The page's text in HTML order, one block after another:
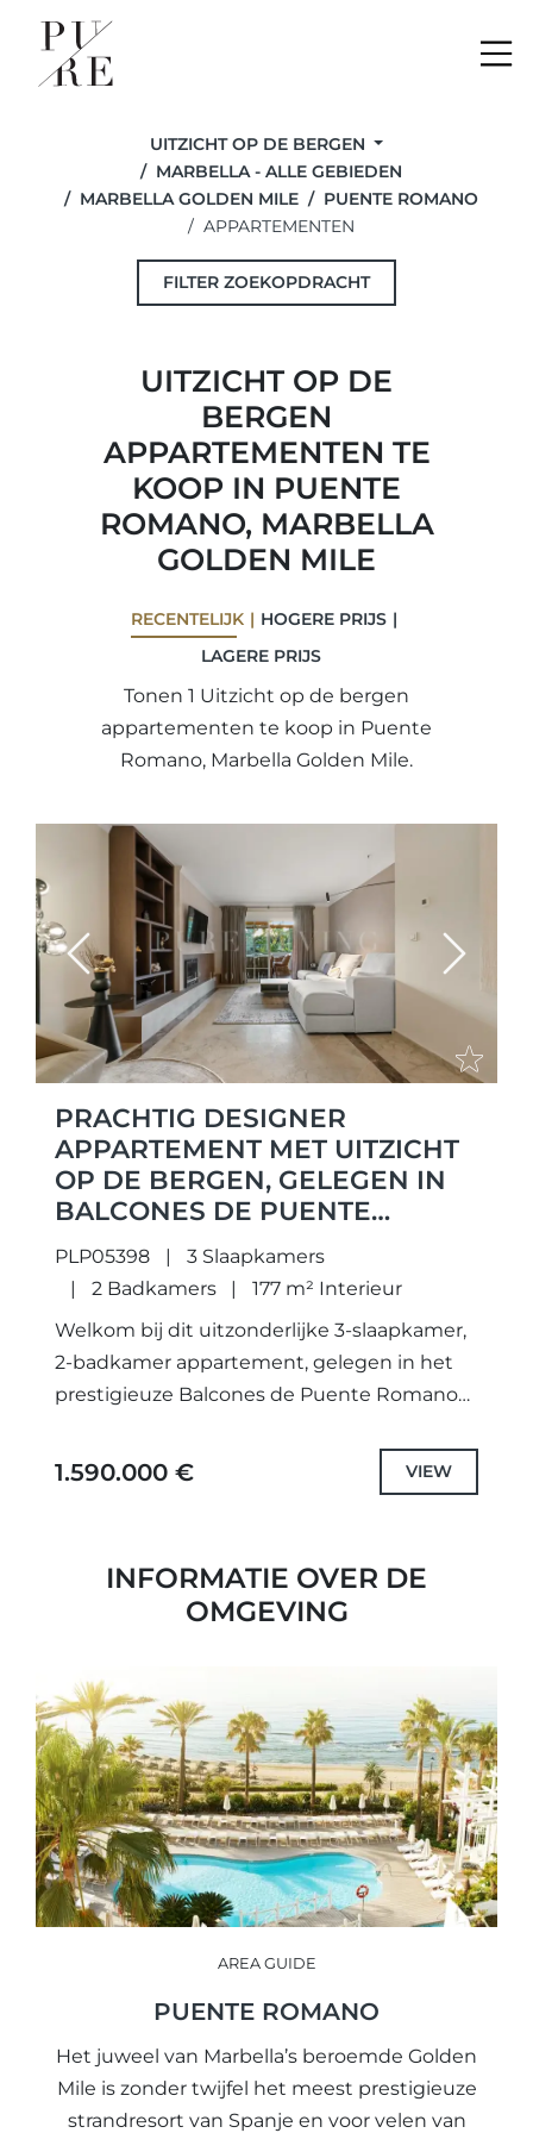
UITZICHT OP DE BERGEN
MARBELLA - ALLE GEBIEDEN
MARBELLA GOLDEN MILE
PUENTE ROMANO
APPARTEMENTEN
FILTER ZOEKOPDRACHT
UITZICHT OP DE
BERGEN
APPARTEMENTEN TE
KOOP IN PUENTE
ROMANO, MARBELLA
GOLDEN MILE
RECENTELIJK
HOGERE PRIJS
LAGERE PRIJS
Tonen 1 Uitzicht op de bergen
appartementen te koop in Puente
Romano, Marbella Golden Mile.
Previous Next
PRACHTIG DESIGNER
APPARTEMENT MET UITZICHT
OP DE BERGEN, GELEGEN IN
BALCONES DE PUENTE
ROMANO
PLP05398
3 Slaapkamers
2 Badkamers
177 m² Interieur
Welkom bij dit uitzonderlijke 3-slaapkamer,
2-badkamer appartement, gelegen in het
prestigieuze Balcones de Puente Romano
op de eerste verdieping van een gated
1.590.000 € VIEW
INFORMATIE OVER DE
OMGEVING
AREA GUIDE
PUENTE ROMANO
Het juweel van Marbella’s beroemde Golden
Mile is zonder twijfel het meest prestigieuze
strandresort van Spanje en voor velen van